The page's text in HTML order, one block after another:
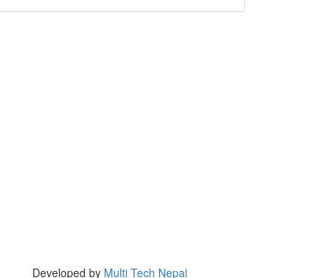
Developed by Multi Tech Nepal